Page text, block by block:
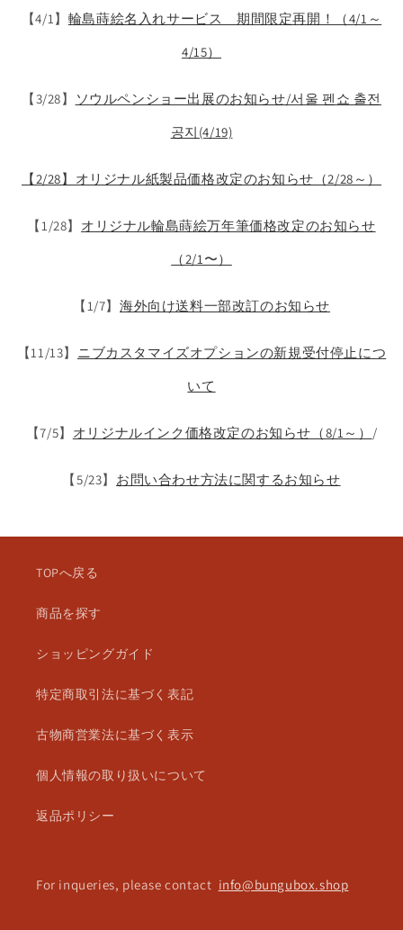
【4/1】 輪島蒔絵名入れサービス 期間限定再開！（4/1～
4/15）
【3/28】
ソウルペンショー出展のお知らせ/서울 펜쇼 출전
공지(4/19)
【2/28】オリジナル紙製品価格改定のお知らせ（2/28～）
【1/28】 オリジナル輪島蒔絵万年筆価格改定のお知らせ
（2/1〜）
【1/7】 海外向け送料一部改訂のお知らせ
【11/13】 ニブカスタマイズオプションの新規受付停止につ
いて
【7/5】 オリジナルインク価格改定のお知らせ（8/1～） /
【5/23】 お問い合わせ方法に関するお知らせ
TOPへ戻る
商品を探す
ショッピングガイド
特定商取引法に基づく表記
古物商営業法に基づく表示
個人情報の取り扱いについて
返品ポリシー
For inqueries, please contact info@bungubox.shop